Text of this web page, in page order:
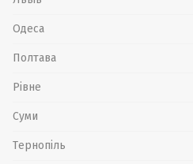
Одеса
Полтава
Рівне
Суми
Тернопіль